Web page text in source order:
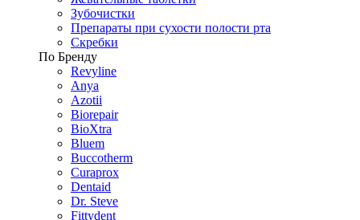
Зубочистки
Препараты при сухости полости рта
Скребки
По Бренду
Revyline
Anya
Azotii
Biorepair
BioXtra
Bluem
Buccotherm
Curaprox
Dentaid
Dr. Steve
Fittydent